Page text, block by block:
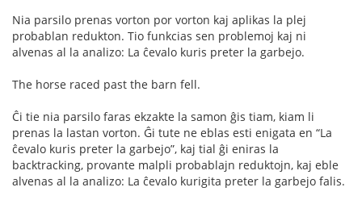
Nia parsilo prenas vorton por vorton kaj aplikas la plej
probablan redukton. Tio funkcias sen problemoj kaj ni
alvenas al la analizo: La ĉevalo kuris preter la garbejo.
The horse raced past the barn fell.
Ĉi tie nia parsilo faras ekzakte la samon ĝis tiam, kiam li
prenas la lastan vorton. Ĝi tute ne eblas esti enigata en “La
ĉevalo kuris preter la garbejo”, kaj tial ĝi eniras la
backtracking, provante malpli probablajn reduktojn, kaj eble
alvenas al la analizo: La ĉevalo kurigita preter la garbejo falis.